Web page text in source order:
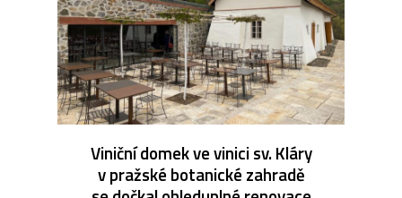
Viniční domek ve vinici sv. Kláry
v pražské botanické zahradě